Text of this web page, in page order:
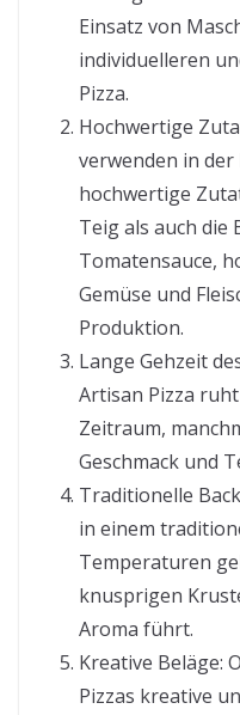
Einsatz von
individuelleren
Pizza.
Hochwertige
verwenden in
hochwertige
Teig als auch die
Tomatensauce,
Gemüse und
Produktion.
Lange Gehzeit
Artisan Pizza
Zeitraum,
Geschmack und
Traditionelle
in einem
Temperaturen
knusprigen
Aroma führt.
Kreative Beläge:
Pizzas kreative